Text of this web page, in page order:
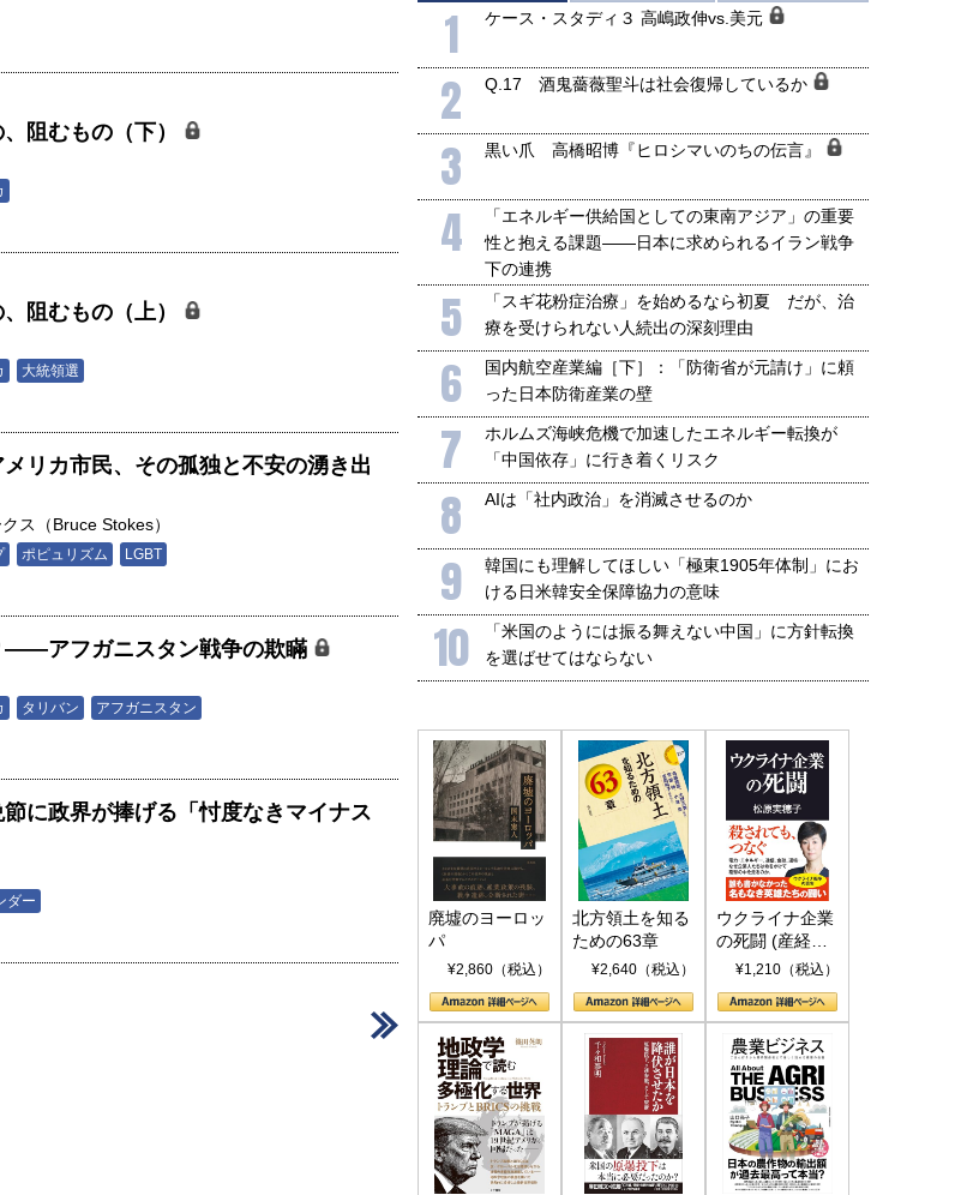
阻むもの（下）
阻むもの（上）
大統領選
メリカ市民、その孤独と不安の湧き出
ス（Bruce Stokes）
ポピュリズム LGBT
――アフガニスタン戦争の欺瞞
タリバン アフガニスタン
に政界が捧げる「忖度なきマイナス
ダー
＞
1 ケース・スタディ３ 高嶋政伸vs.美元
2 Q.17 酒鬼薔薇聖斗は社会復帰しているか
3 黒い爪 高橋昭博『ヒロシマいのちの伝言』
4
「エネルギー供給国としての東南アジア」の重要
性と抱える課題――日本に求められるイラン戦争
下の連携
5
「スギ花粉症治療」を始めるなら初夏 だが、治
療を受けられない人続出の深刻理由
6
国内航空産業編［下］：「防衛省が元請け」に頼
った日本防衛産業の壁
7
ホルムズ海峡危機で加速したエネルギー転換が
「中国依存」に行き着くリスク
8 AIは「社内政治」を消滅させるのか
9
韓国にも理解してほしい「極東1905年体制」にお
ける日米韓安全保障協力の意味
10
「米国のようには振る舞えない中国」に方針転換
を選ばせてはならない
廃墟のヨーロッ
パ
¥2,860（税込）
北方領土を知る
ための63章
¥2,640（税込）
ウクライナ企業
の死闘 (産経セ
レクト S 039)
¥1,210（税込）